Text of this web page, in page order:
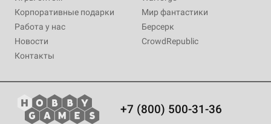
Корпоративные подарки
Работа у нас
Новости
Контакты
Мир фантастики
Берсерк
CrowdRepublic
+7 (800) 500-31-36